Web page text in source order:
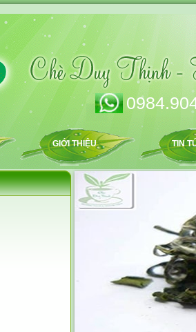
GIỚI THIỆU TIN